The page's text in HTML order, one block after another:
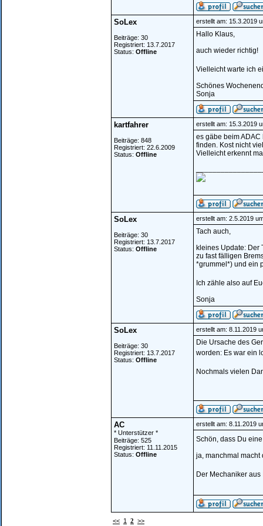
SoLex
Beiträge: 30
Registriert: 13.7.2017
Status: Offline
erstellt am: 15.3.2019
Hallo Klaus,
auch wieder richtig!
Vielleicht warte ich
Schönes
Sonja
kartfahrer
Beiträge: 848
Registriert: 22.6.2009
Status: Offline
erstellt am: 15.3.2019
es gäbe beim
finden. Kost nicht
Vielleicht erkennt
SoLex
Beiträge: 30
Registriert: 13.7.2017
Status: Offline
erstellt am: 2.5.2019
Tach auch,
kleines Update: Der
zu fast fälligen
*grummel*) und ein
Ich zähle also auf
Sonja
SoLex
Beiträge: 30
Registriert: 13.7.2017
Status: Offline
erstellt am: 8.11.2019
Die Ursache des
worden: Es war ein
Nochmals vielen
AC
* Unterstützer *
Beiträge: 525
Registriert: 11.11.2015
Status: Offline
erstellt am: 8.11.2019
Schön, dass Du
ja, manchmal macht
Der Mechaniker
<< 1 2 >>